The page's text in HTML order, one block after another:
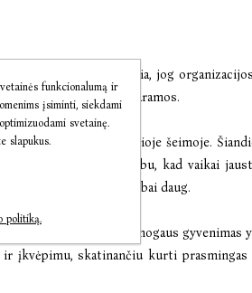
Rasa Zaidovaitė pabrėžia, jog
bet ir moralinės paramos.
augantys mylinčioje šeimoje.
Mums ypač svarbu, kad vaikai
organizacijoje, yra labai daug.
kad kiekvieno žmogaus gyvenimas
įkvėpimu, skatinančiu kurti prasmingas
funkcionalumą ir
įsiminti, siekdami
svetainę.
slapukus.
politiką.